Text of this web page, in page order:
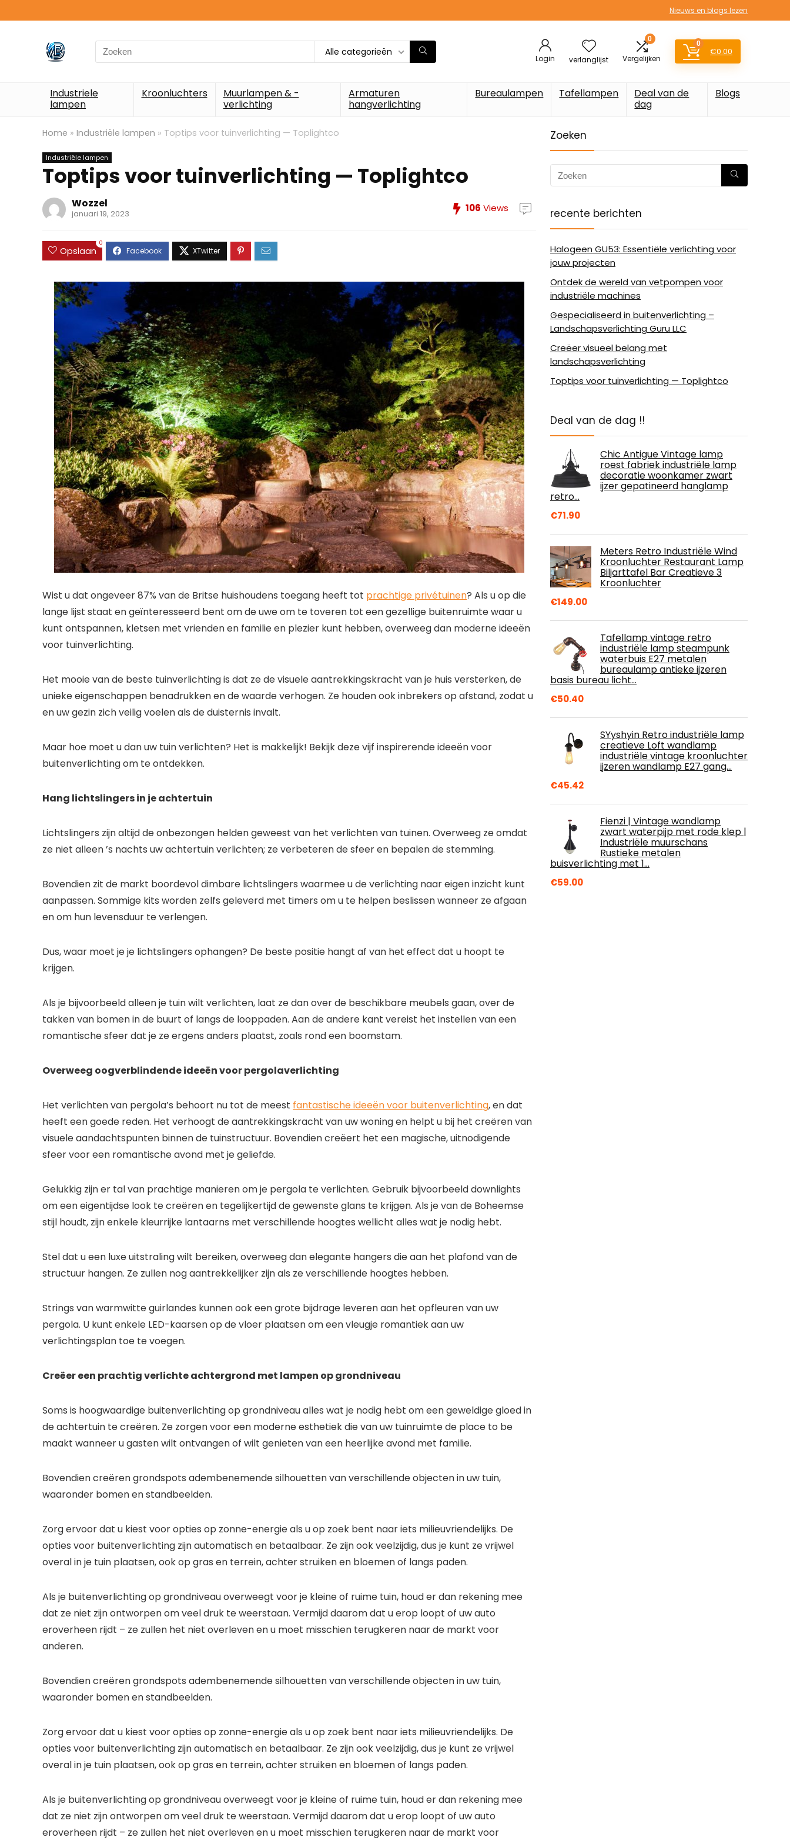
Nieuws en blogs lezen
Search
for:
Alle categorieën
Login verlanglijst
0
Vergelijken
0
€0.00
Industriele
lampen
Kroonluchters
Muurlampen & -
verlichting
Armaturen
hangverlichting
Bureaulampen Tafellampen
Deal van de
dag
Blogs
Home » Industriële lampen » Toptips voor tuinverlichting — Toplightco
Industriële lampen
Toptips voor tuinverlichting — Toplightco
Wozzel
januari 19, 2023 106 Views
Opslaan
0
Wist u dat ongeveer 87% van de Britse huishoudens toegang heeft tot prachtige privétuinen? Als u op die
lange lijst staat en geïnteresseerd bent om de uwe om te toveren tot een gezellige buitenruimte waar u
kunt ontspannen, kletsen met vrienden en familie en plezier kunt hebben, overweeg dan moderne ideeën
voor tuinverlichting.
Het mooie van de beste tuinverlichting is dat ze de visuele aantrekkingskracht van je huis versterken, de
unieke eigenschappen benadrukken en de waarde verhogen. Ze houden ook inbrekers op afstand, zodat u
en uw gezin zich veilig voelen als de duisternis invalt.
Maar hoe moet u dan uw tuin verlichten? Het is makkelijk! Bekijk deze vijf inspirerende ideeën voor
buitenverlichting om te ontdekken.
Hang lichtslingers in je achtertuin
Lichtslingers zijn altijd de onbezongen helden geweest van het verlichten van tuinen. Overweeg ze omdat
ze niet alleen ’s nachts uw achtertuin verlichten; ze verbeteren de sfeer en bepalen de stemming.
Bovendien zit de markt boordevol dimbare lichtslingers waarmee u de verlichting naar eigen inzicht kunt
aanpassen. Sommige kits worden zelfs geleverd met timers om u te helpen beslissen wanneer ze afgaan
en om hun levensduur te verlengen.
Dus, waar moet je je lichtslingers ophangen? De beste positie hangt af van het effect dat u hoopt te
krijgen.
Als je bijvoorbeeld alleen je tuin wilt verlichten, laat ze dan over de beschikbare meubels gaan, over de
takken van bomen in de buurt of langs de looppaden. Aan de andere kant vereist het instellen van een
romantische sfeer dat je ze ergens anders plaatst, zoals rond een boomstam.
Overweeg oogverblindende ideeën voor pergolaverlichting
Het verlichten van pergola’s behoort nu tot de meest fantastische ideeën voor buitenverlichting, en dat
heeft een goede reden. Het verhoogt de aantrekkingskracht van uw woning en helpt u bij het creëren van
visuele aandachtspunten binnen de tuinstructuur. Bovendien creëert het een magische, uitnodigende
sfeer voor een romantische avond met je geliefde.
Gelukkig zijn er tal van prachtige manieren om je pergola te verlichten. Gebruik bijvoorbeeld downlights
om een ​​eigentijdse look te creëren en tegelijkertijd de gewenste glans te krijgen. Als je van de Boheemse
stijl houdt, zijn enkele kleurrijke lantaarns met verschillende hoogtes wellicht alles wat je nodig hebt.
Stel dat u een luxe uitstraling wilt bereiken, overweeg dan elegante hangers die aan het plafond van de
structuur hangen. Ze zullen nog aantrekkelijker zijn als ze verschillende hoogtes hebben.
Strings van warmwitte guirlandes kunnen ook een grote bijdrage leveren aan het opfleuren van uw
pergola. U kunt enkele LED-kaarsen op de vloer plaatsen om een ​​vleugje romantiek aan uw
verlichtingsplan toe te voegen.
Creëer een prachtig verlichte achtergrond met lampen op grondniveau
Soms is hoogwaardige buitenverlichting op grondniveau alles wat je nodig hebt om een ​​geweldige gloed in
de achtertuin te creëren. Ze zorgen voor een moderne esthetiek die van uw tuinruimte de place to be
maakt wanneer u gasten wilt ontvangen of wilt genieten van een heerlijke avond met familie.
Bovendien creëren grondspots adembenemende silhouetten van verschillende objecten in uw tuin,
waaronder bomen en standbeelden.
Zorg ervoor dat u kiest voor opties op zonne-energie als u op zoek bent naar iets milieuvriendelijks. De
opties voor buitenverlichting zijn automatisch en betaalbaar. Ze zijn ook veelzijdig, dus je kunt ze vrijwel
overal in je tuin plaatsen, ook op gras en terrein, achter struiken en bloemen of langs paden.
Als je buitenverlichting op grondniveau overweegt voor je kleine of ruime tuin, houd er dan rekening mee
dat ze niet zijn ontworpen om veel druk te weerstaan. Vermijd daarom dat u erop loopt of uw auto
eroverheen rijdt – ze zullen het niet overleven en u moet misschien terugkeren naar de markt voor
anderen.
Bovendien creëren grondspots adembenemende silhouetten van verschillende objecten in uw tuin,
waaronder bomen en standbeelden.
Zorg ervoor dat u kiest voor opties op zonne-energie als u op zoek bent naar iets milieuvriendelijks. De
opties voor buitenverlichting zijn automatisch en betaalbaar. Ze zijn ook veelzijdig, dus je kunt ze vrijwel
overal in je tuin plaatsen, ook op gras en terrein, achter struiken en bloemen of langs paden.
Als je buitenverlichting op grondniveau overweegt voor je kleine of ruime tuin, houd er dan rekening mee
dat ze niet zijn ontworpen om veel druk te weerstaan. Vermijd daarom dat u erop loopt of uw auto
eroverheen rijdt – ze zullen het niet overleven en u moet misschien terugkeren naar de markt voor
Zoeken
recente berichten
Halogeen GU53: Essentiële verlichting voor
jouw projecten
Ontdek de wereld van vetpompen voor
industriële machines
Gespecialiseerd in buitenverlichting –
Landschapsverlichting Guru LLC
Creëer visueel belang met
landschapsverlichting
Toptips voor tuinverlichting — Toplightco
Deal van de dag !!
Chic Antigue Vintage lamp
roest fabriek industriële lamp
decoratie woonkamer zwart
ijzer gepatineerd hanglamp
retro…
€71.90
Meters Retro Industriële Wind
Kroonluchter Restaurant Lamp
Biljarttafel Bar Creatieve 3
Kroonluchter
€149.00
Tafellamp vintage retro
industriële lamp steampunk
waterbuis E27 metalen
bureaulamp antieke ijzeren
basis bureau licht…
€50.40
SYyshyin Retro industriële lamp
creatieve Loft wandlamp
industriële vintage kroonluchter
ijzeren wandlamp E27 gang…
€45.42
Fienzi | Vintage wandlamp
zwart waterpijp met rode klep |
Industriële muurschans
Rustieke metalen
buisverlichting met 1…
€59.00